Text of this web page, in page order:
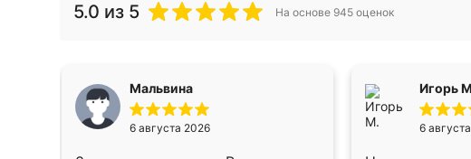
5.0 из 5 На основе 945 оценок
Мальвина
6 августа 2026
Игорь
6